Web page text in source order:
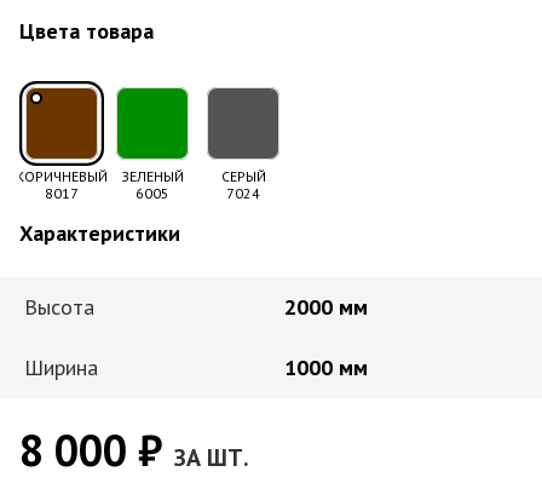
Цвета товара
КОРИЧНЕВЫЙ
8017
ЗЕЛЕНЫЙ
6005
СЕРЫЙ
7024
Характеристики
Высота 2000 мм
Ширина 1000 мм
8 000 ₽ ЗА ШТ.